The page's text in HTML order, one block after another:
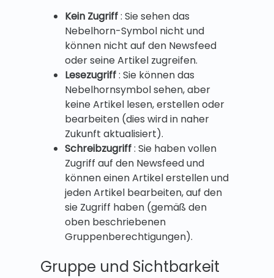
Kein Zugriff: Sie sehen das
Nebelhorn-Symbol nicht und
können nicht auf den Newsfeed
oder seine Artikel zugreifen.
Lesezugriff: Sie können das
Nebelhornsymbol sehen, aber
keine Artikel lesen, erstellen oder
bearbeiten (dies wird in naher
Zukunft aktualisiert).
Schreibzugriff: Sie haben vollen
Zugriff auf den Newsfeed und
können einen Artikel erstellen und
jeden Artikel bearbeiten, auf den
sie Zugriff haben (gemäß den
oben beschriebenen
Gruppenberechtigungen).
Gruppe und Sichtbarkeit